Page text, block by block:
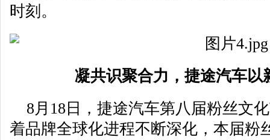
时刻。
凝共识聚合力，捷途汽车以
8月18日，捷途汽车第八届粉丝文
着品牌全球化进程不断深化，本届粉